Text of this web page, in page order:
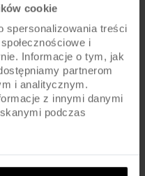
cookie
spersonalizowania treści
i
Informacje o tym, jak
partnerom
i analitycznym.
z innymi danymi
podczas
KENDA SLANT SIX / 29x2.35
FV / PRESTA
DISC BRAKE /